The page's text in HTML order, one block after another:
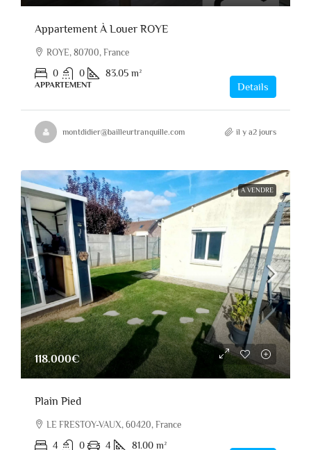
Appartement À Louer ROYE
ROYE, 80700, France
0 0 83.05 m²
APPARTEMENT Details
montdidier@bailleurtranquille.com il y a2 jours
A VENDRE
118.000€
Plain Pied
LE FRESTOY-VAUX, 60420, France
4 0 4 81.00 m²